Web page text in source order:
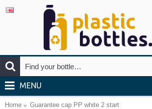
MENU
Home Guarantee cap PP white 2 start